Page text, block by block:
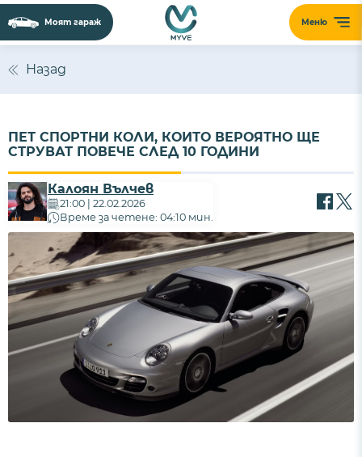
Меню
Моят гараж
Назад
ПЕТ СПОРТНИ КОЛИ, КОИТО ВЕРОЯТНО ЩЕ
СТРУВАТ ПОВЕЧЕ СЛЕД 10 ГОДИНИ
Калоян Вълчев
21:00 | 22.02.2026
Време за четене: 04:10 мин.